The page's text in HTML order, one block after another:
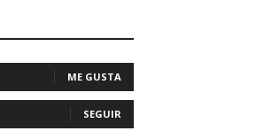
ME GUSTA
SEGUIR